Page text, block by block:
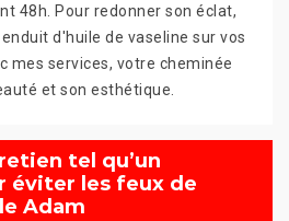
48h. Pour redonner son éclat,
d'huile de vaseline sur vos
mes services, votre cheminée
et son esthétique.
tel qu’un
éviter les feux de
Adam